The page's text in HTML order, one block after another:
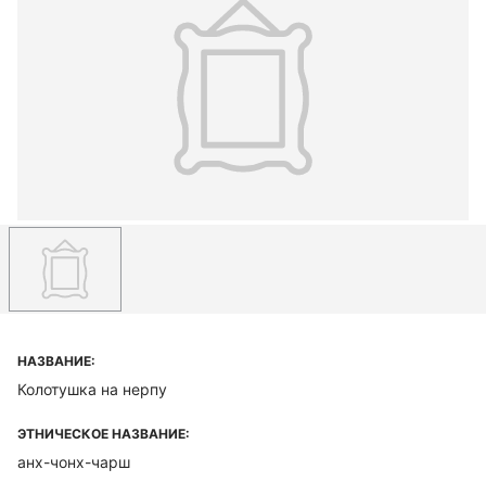
НАЗВАНИЕ:
Колотушка на нерпу
ЭТНИЧЕСКОЕ НАЗВАНИЕ:
анх-чонх-чарш